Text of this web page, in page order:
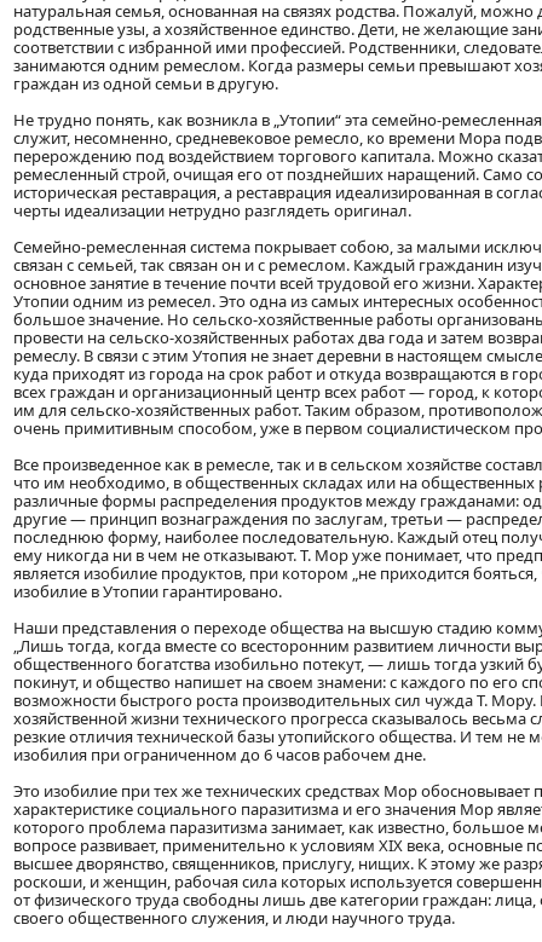
натуральная семья, основанная на связях родства. Пожалуй,
родственные узы, а хозяйственное единство. Дети, не желающие
соответствии с избранной ими профессией. Родственники,
занимаются одним ремеслом. Когда размеры семьи превышают
граждан из одной семьи в другую.
Не трудно понять, как возникла в „Утопии“ эта семейно-
служит, несомненно, средневековое ремесло, ко времени Мора
перерождению под воздействием торгового капитала. Можно
ремесленный строй, очищая его от позднейших наращений. Само
историческая реставрация, а реставрация идеализированная в
черты идеализации нетрудно разглядеть оригинал.
Семейно-ремесленная система покрывает собою, за малыми
связан с семьей, так связан он и с ремеслом. Каждый гражданин
основное занятие в течение почти всей трудовой его жизни.
Утопии одним из ремесел. Это одна из самых интересных
большое значение. Но сельско-хозяйственные работы
провести на сельско-хозяйственных работах два года и затем
ремеслу. В связи с этим Утопия не знает деревни в настоящем
куда приходят из города на срок работ и откуда возвращаются в
всех граждан и организационный центр всех работ — город, к
им для сельско-хозяйственных работ. Таким образом,
очень примитивным способом, уже в первом социалистическом
Все произведенное как в ремесле, так и в сельском хозяйстве
что им необходимо, в общественных складах или на
различные формы распределения продуктов между гражданами:
другие — принцип вознаграждения по заслугам, третьи —
последнюю форму, наиболее последовательную. Каждый отец
ему никогда ни в чем не отказывают. Т. Мор уже понимает, что
является изобилие продуктов, при котором „не приходится
изобилие в Утопии гарантировано.
Наши представления о переходе общества на высшую стадию
„Лишь тогда, когда вместе со всесторонним развитием личности
общественного богатства изобильно потекут, — лишь тогда узкий
покинут, и общество напишет на своем знамени: с каждого по его
возможности быстрого роста производительных сил чужда Т.
хозяйственной жизни технического прогресса сказывалось
резкие отличия технической базы утопийского общества. И тем
изобилия при ограниченном до 6 часов рабочем дне.
Это изобилие при тех же технических средствах Мор обосновывает
характеристике социального паразитизма и его значения Мор
которого проблема паразитизма занимает, как известно, большое
вопросе развивает, применительно к условиям XIX века, основные
высшее дворянство, священников, прислугу, нищих. К этому же
роскоши, и женщин, рабочая сила которых используется
от физического труда свободны лишь две категории граждан:
своего общественного служения, и люди научного труда.